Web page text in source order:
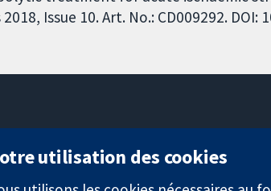
Issue 10. Art. No.: CD009292. DOI:
Londres
W1G0AN
utilisation des cookies